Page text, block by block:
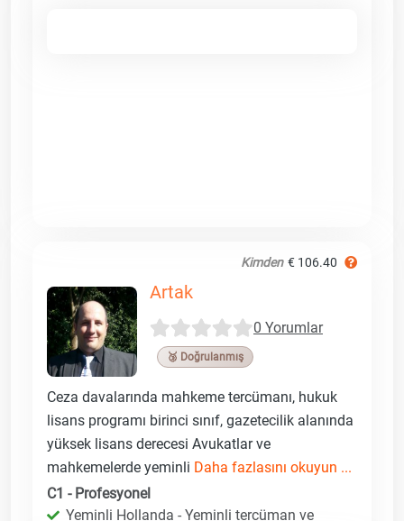
Kimden € 106.40
Artak
0 Yorumlar
🥉 Doğrulanmış
Ceza davalarında mahkeme tercümanı, hukuk
lisans programı birinci sınıf, gazetecilik alanında
yüksek lisans derecesi Avukatlar ve
mahkemelerde yeminli Daha fazlasını okuyun ...
C1 - Profesyonel
Yeminli Hollanda - Yeminli tercüman ve